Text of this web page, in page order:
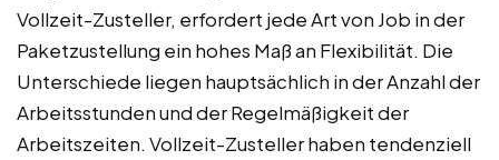
Vollzeit-Zusteller, erfordert jede Art von Job in der
Paketzustellung ein hohes Maß an Flexibilität. Die
Unterschiede liegen hauptsächlich in der Anzahl der
Arbeitsstunden und der Regelmäßigkeit der
Arbeitszeiten. Vollzeit-Zusteller haben tendenziell